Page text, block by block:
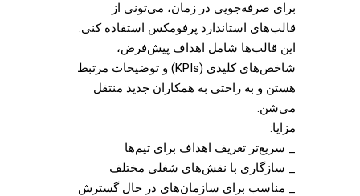
برای صرفه‌جویی در زمان، می‌تونی از
قالب‌های استاندارد پرفومکس استفاده کنی.
این قالب‌ها شامل اهداف پیش‌فرض،
شاخص‌های کلیدی (KPIs) و توضیحات مرتبط
هستن و به راحتی به همکاران جدید منتقل
می‌شن.
مزایا:
_ سریع‌تر تعریف اهداف برای تیم‌ها
_ سازگاری با نقش‌های شغلی مختلف
_ مناسب برای سازمان‌های در حال گسترش